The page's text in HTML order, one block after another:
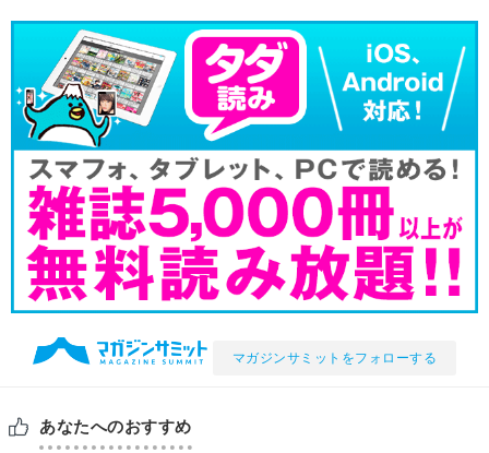
マガジンサミットをフォローする
あなたへのおすすめ